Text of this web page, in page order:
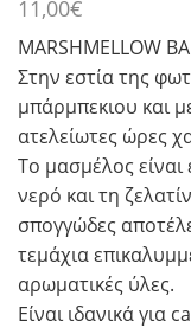
11,00€
MARSHMELLOW
Στην εστία της
μπάρμπεκιου και
ατελείωτες ώρες
Το μασμέλος
νερό και τη
σπογγώδες
τεμάχια
αρωματικές ύλες.
Είναι ιδανικά για